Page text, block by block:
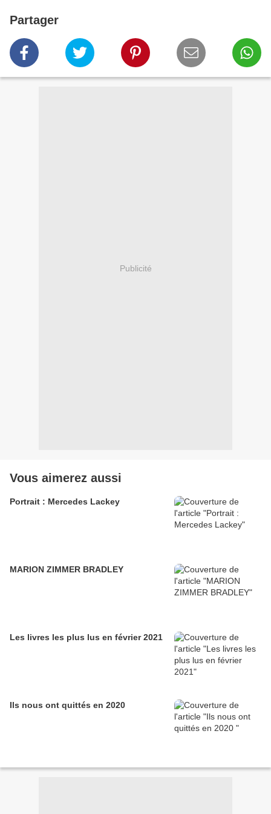
Partager
Publicité
Vous aimerez aussi
Portrait : Mercedes Lackey
MARION ZIMMER BRADLEY
Les livres les plus lus en février 2021
Ils nous ont quittés en 2020